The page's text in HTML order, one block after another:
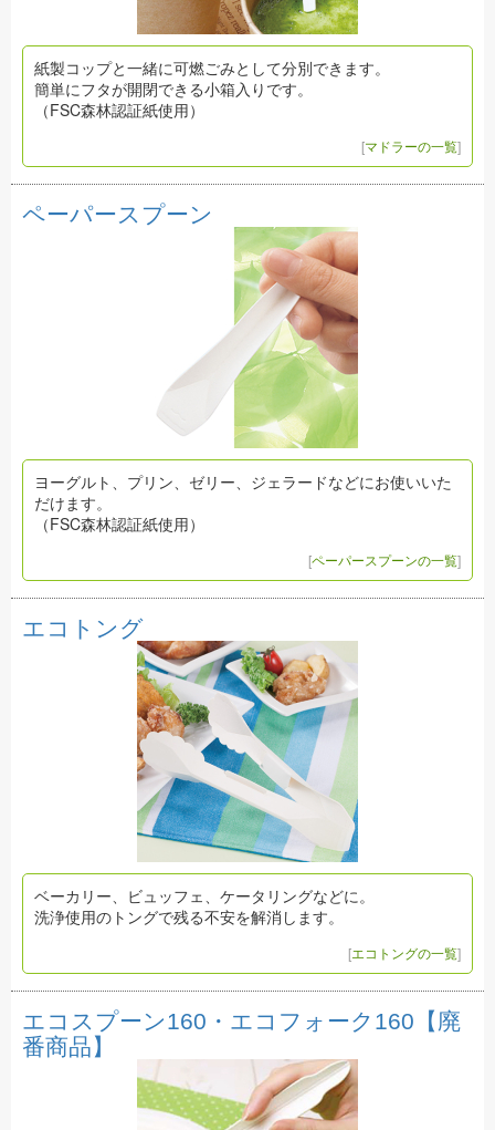
紙製コップと一緒に可燃ごみとして分別できます。
簡単にフタが開閉できる小箱入りです。
（FSC森林認証紙使用）
[マドラーの一覧]
ペーパースプーン
ヨーグルト、プリン、ゼリー、ジェラードなどにお使いいた
だけます。
（FSC森林認証紙使用）
[ペーパースプーンの一覧]
エコトング
ベーカリー、ビュッフェ、ケータリングなどに。
洗浄使用のトングで残る不安を解消します。
[エコトングの一覧]
エコスプーン160・エコフォーク160【廃
番商品】